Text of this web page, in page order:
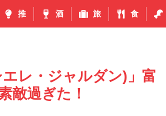
推 酒 旅 食
レ・ジャルダン)」富
敵過ぎた！